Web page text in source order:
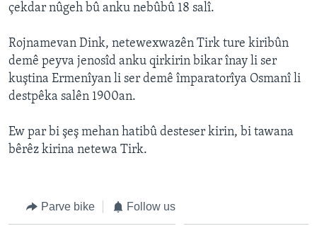
Learning English
FOLLOW US
çekdar nûgeh bû anku nebûbû 18 salî.
Rojnamevan Dink, netewexwazên Tirk ture kiribûn
demê peyva jenosîd anku qirkirin bikar înay li ser
kuştina Ermenîyan li ser demê împaratorîya Osmanî li
destpêka salên 1900an.
Ew par bi şeş mehan hatibû desteser kirin, bi tawana
bêrêz kirina netewa Tirk.
Parve bike Follow us